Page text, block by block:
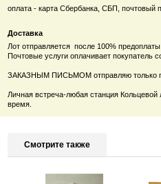
оплата - карта Сбербанка, СБП, почтовый
Доставка
Лот отправляется после 100% предоплаты.
Почтовые услуги оплачивает покупатель
ЗАКАЗНЫМ ПИСЬМОМ отправляю только
Личная встреча-любая станция
время.
Смотрите также